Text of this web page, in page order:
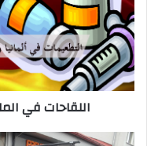
كل
ما
تحتاج
إلى
معرفته
اللقاحات في
أسماء